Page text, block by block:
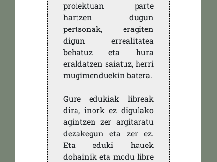
proiektuan parte
hartzen dugun
pertsonak, eragiten
digun errealitatea
behatuz eta hura
eraldatzen saiatuz, herri
mugimenduekin batera.
Gure edukiak libreak
dira, inork ez digulako
agintzen zer argitaratu
dezakegun eta zer ez.
Eta eduki hauek
dohainik eta modu libre